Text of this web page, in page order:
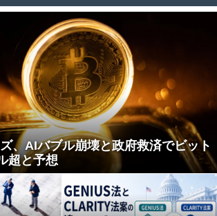
、AIバブル崩壊と政府救済でビット
超と予想